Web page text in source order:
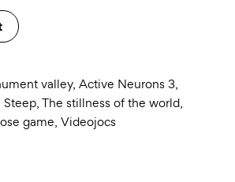
valley, Active Neurons 3,
Steep,The stillness of the world,
game, Videojocs